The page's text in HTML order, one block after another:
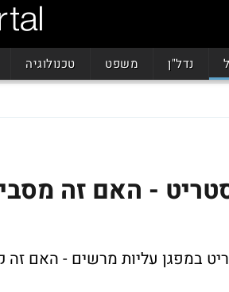
נדל"ן משפט טכנולוגיה
סטריט - האם זה
במפגן עליות מרשים - האם זה